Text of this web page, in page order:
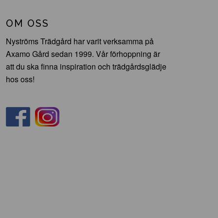
OM OSS
Nyströms Trädgård har varit verksamma på
Axamo Gård sedan 1999. Vår förhoppning är
att du ska finna inspiration och trädgårdsglädje
hos oss!